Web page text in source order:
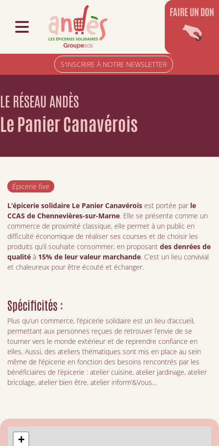
S'INSCRIRE À NOTRE NEWSLETTER
FAIRE UN DON
LE RÉSEAU ANDÈS
Le Panier Canavérois
Épicerie fixe
L’épicerie solidaire Le Panier Canavérois est portée par le
CCAS de Chennevières-sur-Marne. Elle se présente comme un
commerce de proximité classique, elle permet à un public en
difficulté économique de réaliser ses courses et de choisir les
produits qu’il souhaite consommer, en proposant des denrées de
qualité à 15% de leur valeur marchande. C’est un lieu convivial
et chaleureux pour être écouté et échanger.
Spécificités :
Plus qu’un commerce, l’épicerie solidaire est un lieu d’accueil,
permettant aux personnes reçues de retrouver l’envie de se
tourner vers le monde extérieur et de reprendre confiance en
elles. Aussi, des ateliers thématiques sont mis en place au sein
même de l’épicerie en fonction des besoins rencontrés par les
bénéficiaires de l’épicerie : atelier cuisine, atelier jardinage, atelier
bricolage, atelier bien être, atelier inform’&Vous…
+